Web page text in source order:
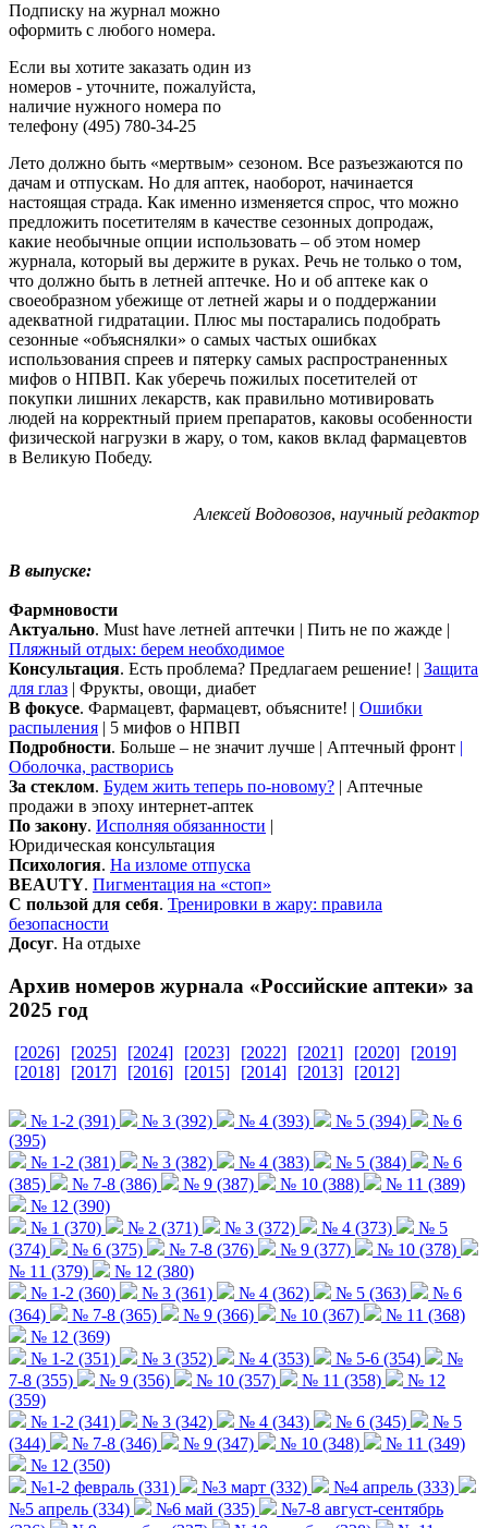
Подписку на журнал можно
оформить с любого номера.
Если вы хотите заказать один из
номеров - уточните, пожалуйста,
наличие нужного номера по
телефону (495) 780-34-25
Лето должно быть «мертвым» сезоном. Все разъезжаются по
дачам и отпускам. Но для аптек, наоборот, начинается
настоящая страда. Как именно изменяется спрос, что можно
предложить посетителям в качестве сезонных допродаж,
какие необычные опции использовать – об этом номер
журнала, который вы держите в руках. Речь не только о том,
что должно быть в летней аптечке. Но и об аптеке как о
своеобразном убежище от летней жары и о поддержании
адекватной гидратации. Плюс мы постарались подобрать
сезонные «объяснялки» о самых частых ошибках
использования спреев и пятерку самых распространенных
мифов о НПВП. Как уберечь пожилых посетителей от
покупки лишних лекарств, как правильно мотивировать
людей на корректный прием препаратов, каковы особенности
физической нагрузки в жару, о том, каков вклад фармацевтов
в Великую Победу.
Алексей Водовозов, научный редактор
В выпуске:
Фармновости
Актуально. Must have летней аптечки | Пить не по жажде |
Пляжный отдых: берем необходимое
Консультация. Есть проблема? Предлагаем решение! | Защита
для глаз | Фрукты, овощи, диабет
В фокусе. Фармацевт, фармацевт, объясните! | Ошибки
распыления | 5 мифов о НПВП
Подробности. Больше – не значит лучше | Аптечный фронт |
Оболочка, растворись
За стеклом. Будем жить теперь по-новому? | Аптечные
продажи в эпоху интернет-аптек
По закону. Исполняя обязанности |
Юридическая консультация
Психология. На изломе отпуска
BEAUTY. Пигментация на «стоп»
С пользой для себя. Тренировки в жару: правила
безопасности
Досуг. На отдыхе
Архив номеров журнала «Российские аптеки» за
2025 год
[2026] [2025] [2024] [2023] [2022] [2021] [2020]
[2019]
[2018]
[2017] [2016] [2015] [2014] [2013] [2012]
№ 1-2 (391) № 3 (392) № 4 (393) № 5 (394)
№ 6
(395)
№ 1-2 (381)
№ 3 (382) № 4 (383) № 5 (384)
№ 6
(385)
№ 7-8 (386) № 9 (387) № 10 (388)
№ 11 (389)
№ 12 (390)
№ 1 (370)
№ 2 (371) № 3 (372) № 4 (373)
№ 5
(374)
№ 6 (375) № 7-8 (376) № 9 (377)
№ 10 (378)
№ 11 (379)
№ 12 (380)
№ 1-2 (360)
№ 3 (361) № 4 (362) № 5 (363)
№ 6
(364)
№ 7-8 (365) № 9 (366) № 10 (367)
№ 11 (368)
№ 12 (369)
№ 1-2 (351)
№ 3 (352) № 4 (353) № 5-6 (354)
№
7-8 (355)
№ 9 (356) № 10 (357) № 11 (358)
№ 12
(359)
№ 1-2 (341)
№ 3 (342) № 4 (343) № 6 (345)
№ 5
(344)
№ 7-8 (346) № 9 (347) № 10 (348)
№ 11 (349)
№ 12 (350)
№1-2 февраль (331)
№3 март (332)
№4 апрель (333)
№5 апрель (334)
№6 май (335)
№7-8 август-сентябрь